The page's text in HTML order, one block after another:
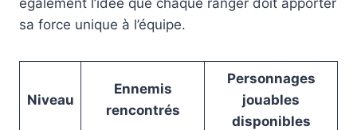
sa force unique à l’équipe.
Niveau
Ennemis
rencontrés
Personnages
jouables
disponibles